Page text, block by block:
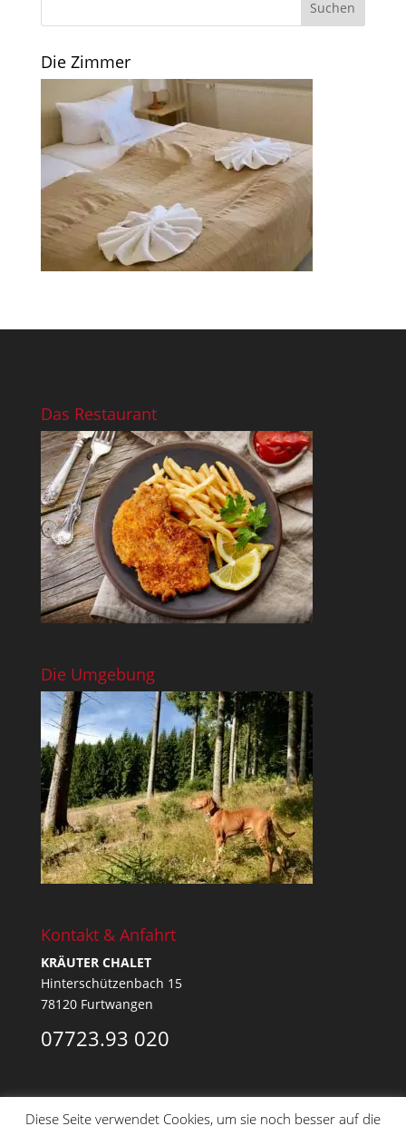
Die Zimmer
Das Restaurant
Die Umgebung
Kontakt & Anfahrt
KRÄUTER CHALET
Hinterschützenbach 15
78120 Furtwangen
07723.93 020
Diese Seite verwendet Cookies, um sie noch besser auf die